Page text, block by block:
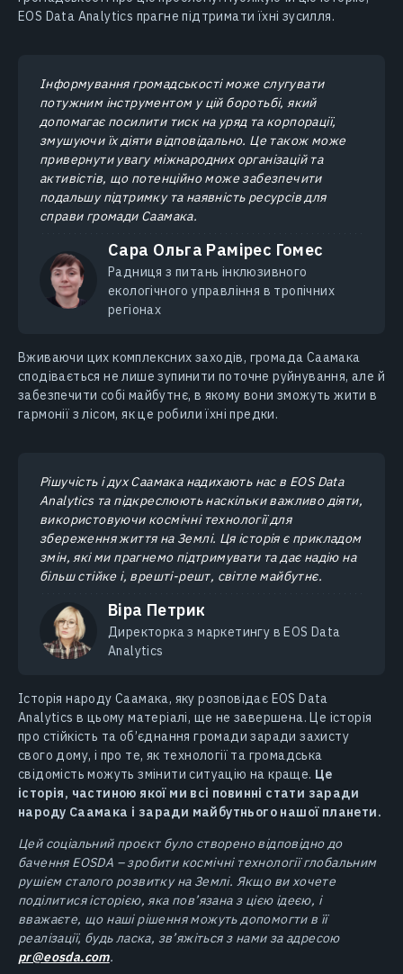
EOS Data Analytics прагне підтримати їхні зусилля.
Інформування громадськості може слугувати
потужним інструментом у цій боротьбі, який
допомагає посилити тиск на уряд та корпорації,
змушуючи їх діяти відповідально. Це також може
привернути увагу міжнародних організацій та
активістів, що потенційно може забезпечити
подальшу підтримку та наявність ресурсів для
справи громади Саамака.
Сара Ольга Рамірес Гомес
Радниця з питань інклюзивного
екологічного управління в тропічних
регіонах
Вживаючи цих комплексних заходів, громада Саамака
сподівається не лише зупинити поточне руйнування, але й
забезпечити собі майбутнє, в якому вони зможуть жити в
гармонії з лісом, як це робили їхні предки.
Рішучість і дух Саамака надихають нас в EOS Data
Analytics та підкреслюють наскільки важливо діяти,
використовуючи космічні технології для
збереження життя на Землі. Ця історія є прикладом
змін, які ми прагнемо підтримувати та дає надію на
більш стійке і, врешті-решт, світле майбутнє.
Віра Петрик
Директорка з маркетингу в EOS Data
Analytics
Історія народу Саамака, яку розповідає EOS Data
Analytics в цьому матеріалі, ще не завершена. Це історія
про стійкість та об’єднання громади заради захисту
свого дому, і про те, як технології та громадська
свідомість можуть змінити ситуацію на краще. Це
історія, частиною якої ми всі повинні стати заради
народу Саамака і заради майбутнього нашої планети.
Цей соціальний проєкт було створено відповідно до
бачення EOSDA – зробити космічні технології глобальним
рушієм сталого розвитку на Землі. Якщо ви хочете
поділитися історією, яка пов’язана з цією ідеєю, і
вважаєте, що наші рішення можуть допомогти в її
реалізації, будь ласка, зв’яжіться з нами за адресою
pr@eosda.com.